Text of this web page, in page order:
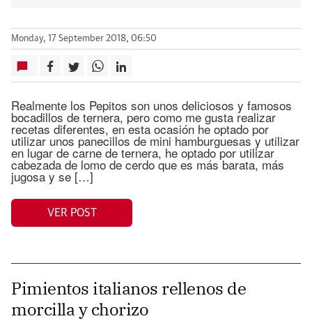
Monday, 17 September 2018, 06:50
Realmente los Pepitos son unos deliciosos y famosos
bocadillos de ternera, pero como me gusta realizar
recetas diferentes, en esta ocasión he optado por
utilizar unos panecillos de mini hamburguesas y utilizar
en lugar de carne de ternera, he optado por utilizar
cabezada de lomo de cerdo que es más barata, más
jugosa y se […]
VER POST
Pimientos italianos rellenos de
morcilla y chorizo